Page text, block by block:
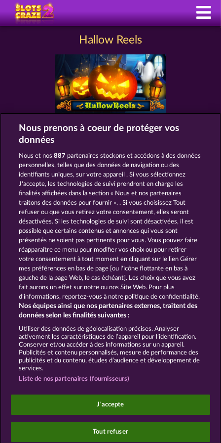
Hallow Reels
MACHINES À SOUS COMME HALLOW
REELS
SNEGUROCHKA BEER PARTY
CGU Charte de confidentialité
Mentions légales Société FAQ
Facebook
Envoyer la demande de rétractation
Les jeux de casino sociaux sont prévus uniquement
à des fins de divertissement et n'ont absolument
jeux avec de l'argent réel.
©2026 Whow Games GmbH
Nous prenons à coeur de protéger vos
données
Nous et nos887 partenaires stockons et accédons à des données
personnelles, telles que des données de navigation ou des
identifiants uniques, sur votre appareil . Si vous sélectionnez
J'accepte, les technologies de suivi prendront en charge les
finalités affichées dans la section « Nous et nos partenaires
traitons des données pour fournir ». . Si vous choisissez Tout
refuser ou que vous retirez votre consentement, elles seront
désactivées. Si les technologies de suivi sont désactivées, il est
possible que certains contenus et annonces qui vous sont
présentés ne soient pas pertinents pour vous. Vous pouvez faire
réapparaître ce menu pour modifier vos choix ou pour retirer
votre consentement à tout moment en cliquant sur le lien Gérer
mes préférences en bas de page [ou l'icône flottante en bas à
gauche de la page Web, le cas échéant]. Les choix que vous avez
fait aurons un effet sur notre ou nos Site Web. Pour plus
d’informations, reportez-vous à notre politique de confidentialité.
Nos équipes ainsi que nos partenaires externes, traitent des
données selon les finalités suivantes :
Utiliser des données de géolocalisation précises. Analyser
activement les caractéristiques de l’appareil pour l’identification.
Conserver et/ou accéder à des informations sur un appareil.
Publicités et contenu personnalisés, mesure de performance des
publicités et du contenu, études d’audience et développement de
services.
Liste de nos partenaires (fournisseurs)
J'accepte
Tout refuser